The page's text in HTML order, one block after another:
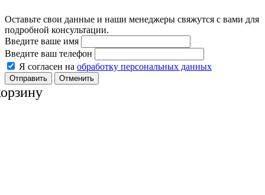
Оставьте свои данные и наши менеджеры свяжутся с вами для
подробной консультации.
Введите ваше имя
Введите ваш телефон
Я согласен на обработку персональных данных
Отменить